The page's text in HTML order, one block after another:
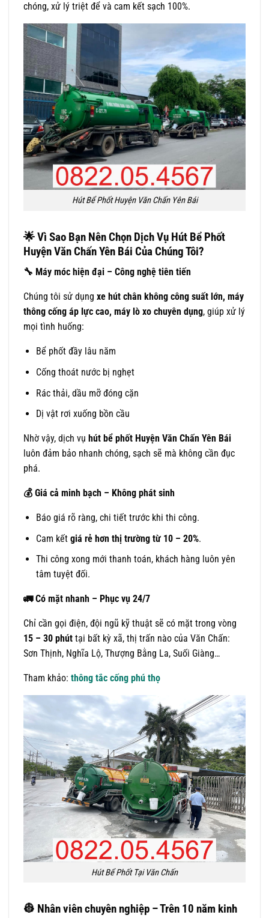
chóng, xử lý triệt để và cam kết sạch 100%.
Hút Bể Phốt Huyện Văn Chấn Yên Bái
🌟Vì Sao Bạn Nên Chọn Dịch Vụ Hút Bể Phốt
Huyện Văn Chấn Yên Bái Của Chúng Tôi?
🔧 Máy móc hiện đại – Công nghệ tiên tiến
Chúng tôi sử dụng xe hút chân không công suất lớn, máy
thông cống áp lực cao, máy lò xo chuyên dụng, giúp xử lý
mọi tình huống:
Bể phốt đầy lâu năm
Cống thoát nước bị nghẹt
Rác thải, dầu mỡ đóng cặn
Dị vật rơi xuống bồn cầu
Nhờ vậy, dịch vụ hút bể phốt Huyện Văn Chấn Yên Bái
luôn đảm bảo nhanh chóng, sạch sẽ mà không cần đục
phá.
💰 Giá cả minh bạch – Không phát sinh
Báo giá rõ ràng, chi tiết trước khi thi công.
Cam kết giá rẻ hơn thị trường từ 10 – 20%.
Thi công xong mới thanh toán, khách hàng luôn yên
tâm tuyệt đối.
🚛Có mặt nhanh – Phục vụ 24/7
Chỉ cần gọi điện, đội ngũ kỹ thuật sẽ có mặt trong vòng
15 – 30 phút tại bất kỳ xã, thị trấn nào của Văn Chấn:
Sơn Thịnh, Nghĩa Lộ, Thượng Bằng La, Suối Giàng…
Tham khảo: thông tắc cống phú thọ
Hút Bể Phốt Tại Văn Chấn
👷 Nhân viên chuyên nghiệp – Trên 10 năm kinh